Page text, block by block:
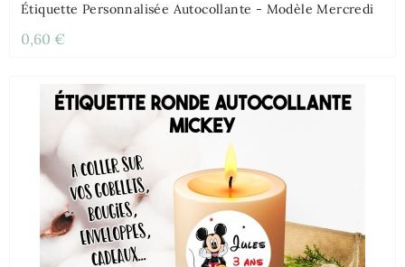
Étiquette Personnalisée Autocollante - Modèle Mercredi
0,60 €